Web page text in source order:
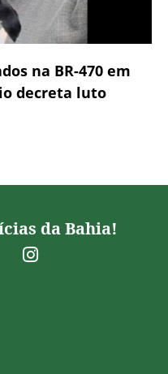
na BR-470 em
decreta luto
da Bahia!